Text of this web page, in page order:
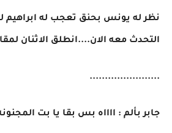
نظر له يونس بحنق تعجب له ابراهيم
التحدث معه الان....انطلق الاثنان
.......................
جابر بألم : ااااه بس بقا يا بت